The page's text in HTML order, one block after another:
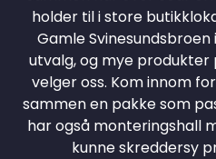
holder til i store
Gamle
utvalg, og mye
velger oss. Kom innom
sammen en pakke som
har også monteringshall
kunne skreddersy